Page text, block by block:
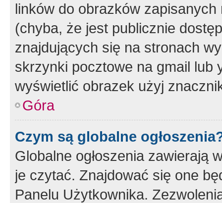
linków do obrazków
(chyba, że jest publicznie
znajdujących się na stronach
skrzynki pocztowe na gmail lub
wyświetlić obrazek użyj
Góra
Czym są globalne
Globalne ogłoszenia zawierają
je czytać. Znajdować się one
Panelu Użytkownika.